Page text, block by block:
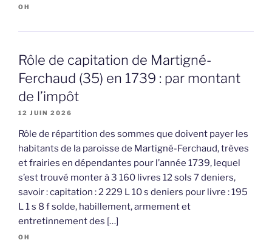
OH
Rôle de capitation de Martigné-
Ferchaud (35) en 1739 : par montant
de l’impôt
12 JUIN 2026
Rôle de répartition des sommes que doivent payer les
habitants de la paroisse de Martigné-Ferchaud, trèves
et frairies en dépendantes pour l’année 1739, lequel
s’est trouvé monter à 3 160 livres 12 sols 7 deniers,
savoir : capitation : 2 229 L 10 s deniers pour livre : 195
L 1 s 8 f solde, habillement, armement et
entretinnement des […]
OH